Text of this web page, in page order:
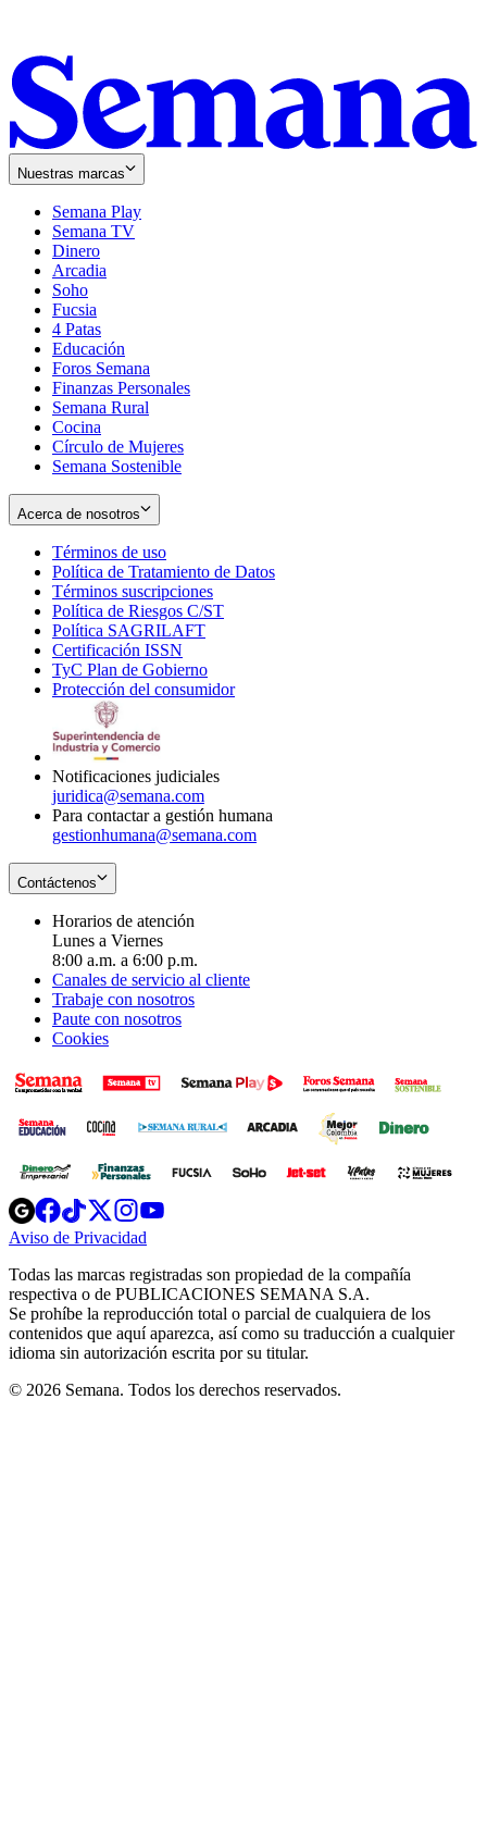
Nuestras marcas
Semana Play
Semana TV
Dinero
Arcadia
Soho
in
new
window
Fucsia
in
new
window
4 Patas
Educación
Foros Semana
Finanzas Personales
Semana Rural
Cocina
Círculo de Mujeres
Semana Sostenible
Acerca de nosotros
Términos de uso
in
new
window
Política de Tratamiento de Datos
Términos suscripciones
in
Política de Riesgos C/ST
Política SAGRILAFT
new
window
Certificación ISSN
in
new
TyC Plan de Gobierno
in
Protección del consumidorOpens
Notificaciones judiciales
juridica@semana.com
Para contactar a gestión humana
gestionhumana@semana.com
Contáctenos
Horarios de atención
Lunes a Viernes
8:00 a.m. a 6:00 p.m.
Canales de servicio al cliente
Trabaje con nosotros
Paute con nosotros
Cookies
Opens
in
new
Opens
in
new
Opens
in
new
window
Opens
new
windowwindow
Aviso de Privacidad
new
window
Todas las marcas registradas son propiedad de la compañía
respectiva o de PUBLICACIONES SEMANA S.A.
Se prohíbe la reproducción total o parcial de cualquiera de los
contenidos que aquí aparezca, así como su traducción a cualquier
idioma sin autorización escrita por su titular.
© 2026 Semana. Todos los derechos reservados.